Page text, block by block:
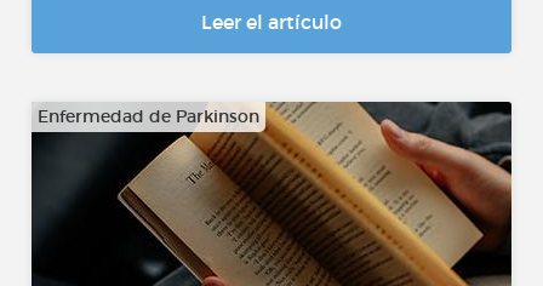
Leer el artículo
Enfermedad de Parkinson